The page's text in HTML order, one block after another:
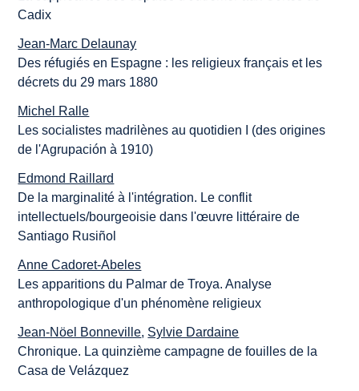
Cadix
Jean-Marc Delaunay
Des réfugiés en Espagne : les religieux français et les
décrets du 29 mars 1880
Michel Ralle
Les socialistes madrilènes au quotidien I (des origines
de l'Agrupación à 1910)
Edmond Raillard
De la marginalité à l'intégration. Le conflit
intellectuels/bourgeoisie dans l'œuvre littéraire de
Santiago Rusiñol
Anne Cadoret-Abeles
Les apparitions du Palmar de Troya. Analyse
anthropologique d'un phénomène religieux
Jean-Nöel Bonneville, Sylvie Dardaine
Chronique. La quinzième campagne de fouilles de la
Casa de Velázquez